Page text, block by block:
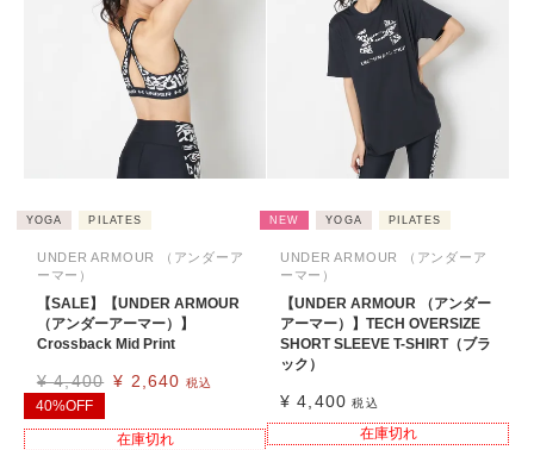
YOGA PILATES
UNDER ARMOUR （アンダーア
ーマー）
【SALE】【UNDER ARMOUR
（アンダーアーマー）】
Crossback Mid Print
¥ 4,400 ¥ 2,640 税込
40%OFF
在庫切れ
NEW YOGA PILATES
UNDER ARMOUR （アンダーア
ーマー）
【UNDER ARMOUR （アンダー
アーマー）】TECH OVERSIZE
SHORT SLEEVE T-SHIRT（ブラ
ック）
¥ 4,400 税込
在庫切れ